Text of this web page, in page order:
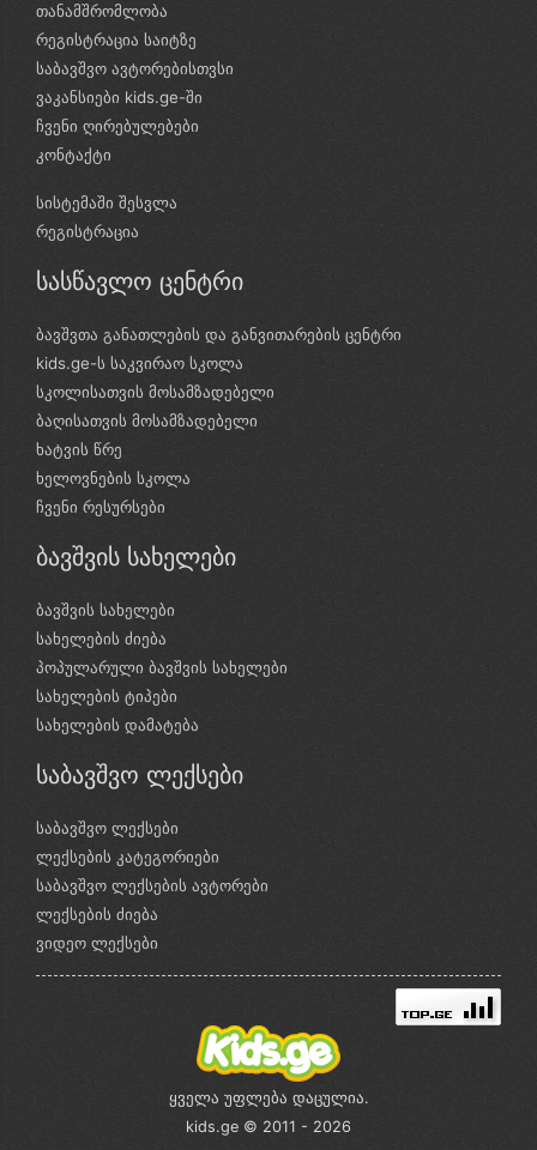
თანამშრომლობა
რეგისტრაცია საიტზე
საბავშვო ავტორებისთვსი
ვაკანსიები kids.ge-ში
ჩვენი ღირებულებები
კონტაქტი
სისტემაში შესვლა
რეგისტრაცია
სასწავლო ცენტრი
ბავშვთა განათლების და განვითარების ცენტრი
kids.ge-ს საკვირაო სკოლა
სკოლისათვის მოსამზადებელი
ბაღისათვის მოსამზადებელი
ხატვის წრე
ხელოვნების სკოლა
ჩვენი რესურსები
ბავშვის სახელები
ბავშვის სახელები
სახელების ძიება
პოპულარული ბავშვის სახელები
სახელების ტიპები
სახელების დამატება
საბავშვო ლექსები
საბავშვო ლექსები
ლექსების კატეგორიები
საბავშვო ლექსების ავტორები
ლექსების ძიება
ვიდეო ლექსები
ყველა უფლება დაცულია.
kids.ge © 2011 - 2026